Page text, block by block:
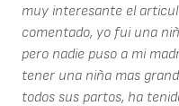
muy interesante el
comentado, yo fui una
pero nadie puso a mi
tener una niña mas
todos sus partos, ha